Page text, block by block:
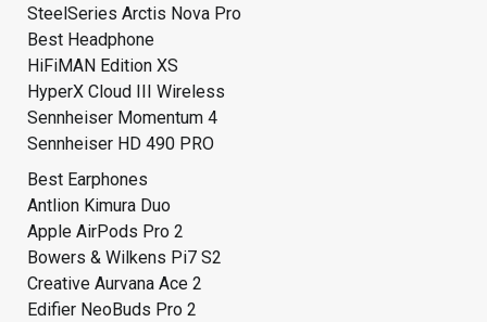
SteelSeries Arctis Nova Pro
Best Headphone
HiFiMAN Edition XS
HyperX Cloud III Wireless
Sennheiser Momentum 4
Sennheiser HD 490 PRO
Best Earphones
Antlion Kimura Duo
Apple AirPods Pro 2
Bowers & Wilkens Pi7 S2
Creative Aurvana Ace 2
Edifier NeoBuds Pro 2